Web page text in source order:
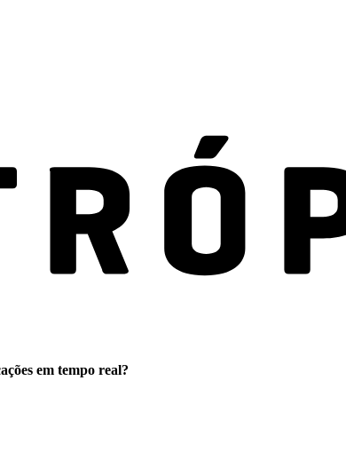
em tempo real?